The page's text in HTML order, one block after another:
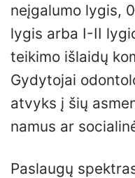
neįgalumo lygis,
lygis arba I-II
teikimo išlaidų
Gydytojai
atvyks į šių
namus ar
Paslaugų